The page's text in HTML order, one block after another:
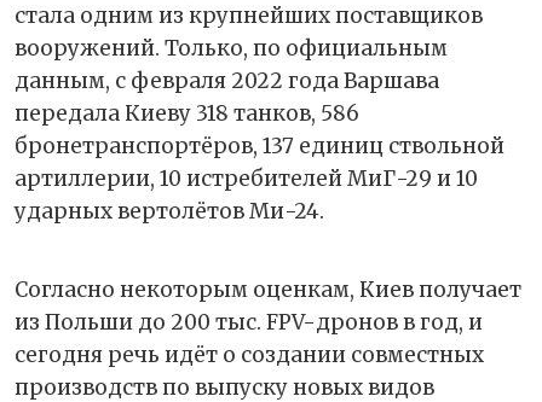
стала одним из крупнейших поставщиков
вооружений. Только, по официальным
данным, с февраля 2022 года Варшава
передала Киеву 318 танков, 586
бронетранспортёров, 137 единиц ствольной
артиллерии, 10 истребителей МиГ-29 и 10
ударных вертолётов Ми-24.
Согласно некоторым оценкам, Киев получает
из Польши до 200 тыс. FPV-дронов в год, и
сегодня речь идёт о создании совместных
производств по выпуску новых видов